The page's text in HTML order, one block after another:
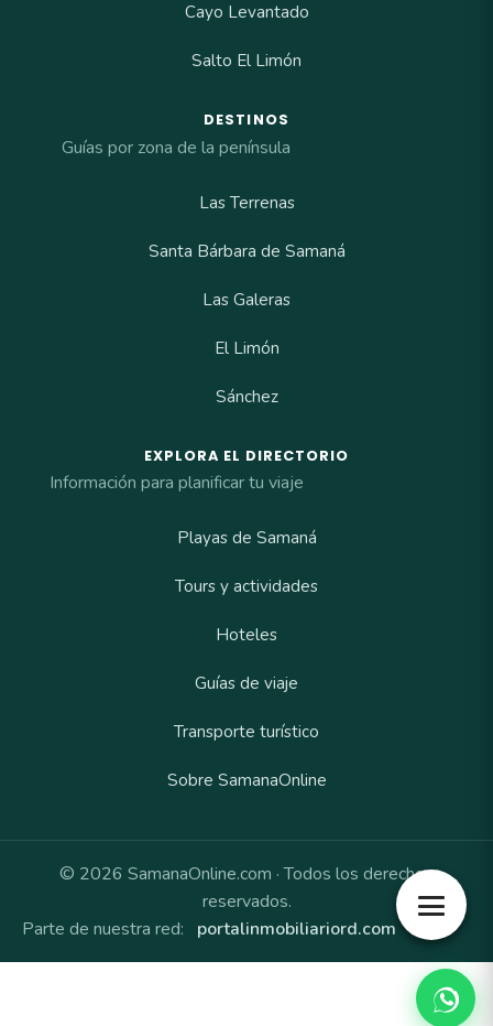
Cayo Levantado
Salto El Limón
DESTINOS
Guías por zona de la península
Las Terrenas
Santa Bárbara de Samaná
Las Galeras
El Limón
Sánchez
EXPLORA EL DIRECTORIO
Información para planificar tu viaje
Playas de Samaná
Tours y actividades
Hoteles
Guías de viaje
Transporte turístico
Sobre SamanaOnline
© 2026 SamanaOnline.com · Todos los derechos
reservados.
Parte de nuestra red:
portalinmobiliariord.com